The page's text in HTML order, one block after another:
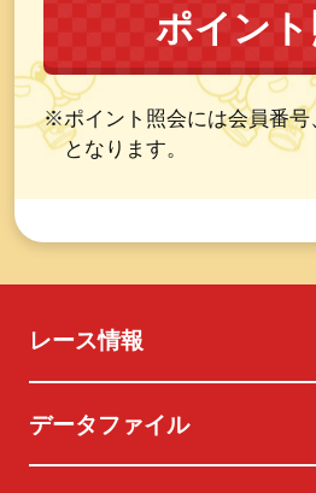
ポイン
※ポイント照会には会員番号
となります。
レース情報
データファイル